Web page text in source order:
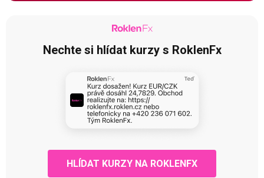
Nechte si hlídat kurzy s RoklenFx
HLÍDAT KURZY NA ROKLENFX